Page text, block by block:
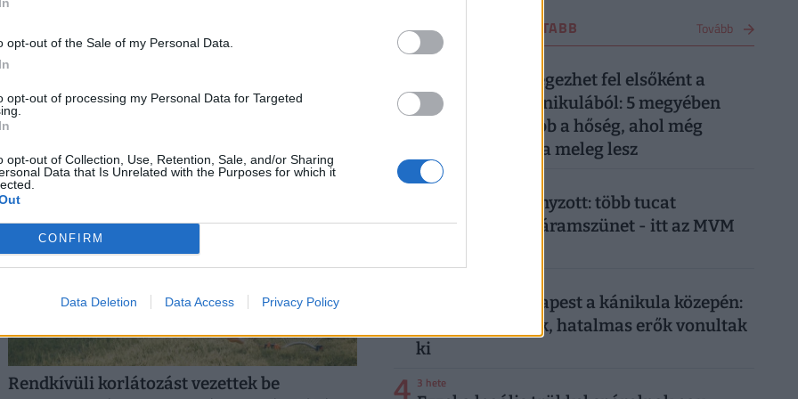
opt-out of the Sale of my Personal Data.
opt-out of processing my Personal Data for Targeted
opt-out of Collection, Use, Retention, Sale, and/or Sharing
Data that Is Unrelated with the Purposes for which it
CONFIRM
Data Deletion Data Access Privacy Policy
Kész, ennyi volt? Elérhetetlen álom lett a
saját lakás Magyarországon, drasztikus
A lakásárak ugrásszerű növekedése miatt tömegek
számára vált elérhetetlen álommá az első saját lakás
megszerzése.
Rendkívüli korlátozást vezettek be
OTTHON LEGOLVASOTTABB Tovább
Ez a 7 megye lélegezhet fel elsőként a
kibírhatatlan kánikulából: 5 megyében
tart ki a legtovább a hőség, ahol még
pénteken is kutya meleg lesz
2 4 napja
Már csak ez hiányzott: több tucat
településen jön áramszünet - itt az MVM
Felgyulladt Budapest a kánikula közepén:
házak lángolnak, hatalmas erők vonultak
ki
4 3 hete